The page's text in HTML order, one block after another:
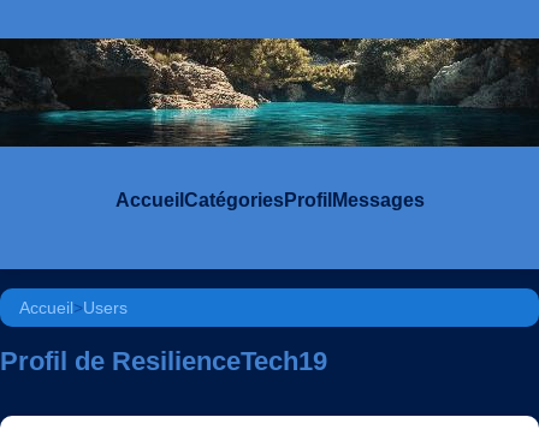
Accueil CatégoriesProfil Messages
Accueil>Users
Profil de ResilienceTech19